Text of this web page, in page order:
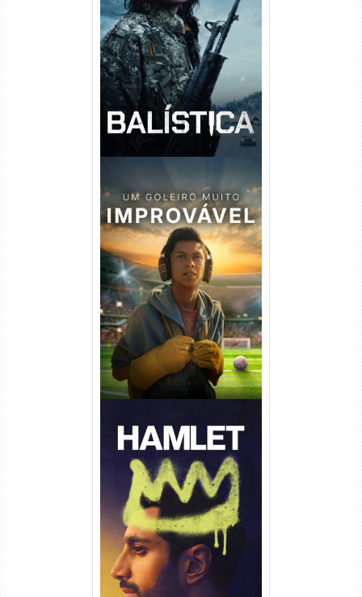
Balística Torrent (2025) WEB-
DL 1080p Dual Áudio
Um Goleiro Muito Improvável
Torrent (2026) WEB-DL 1080p
Dual Áudio
Hamlet Torrent (2026) WEB-
DL 1080p Dual Áudio